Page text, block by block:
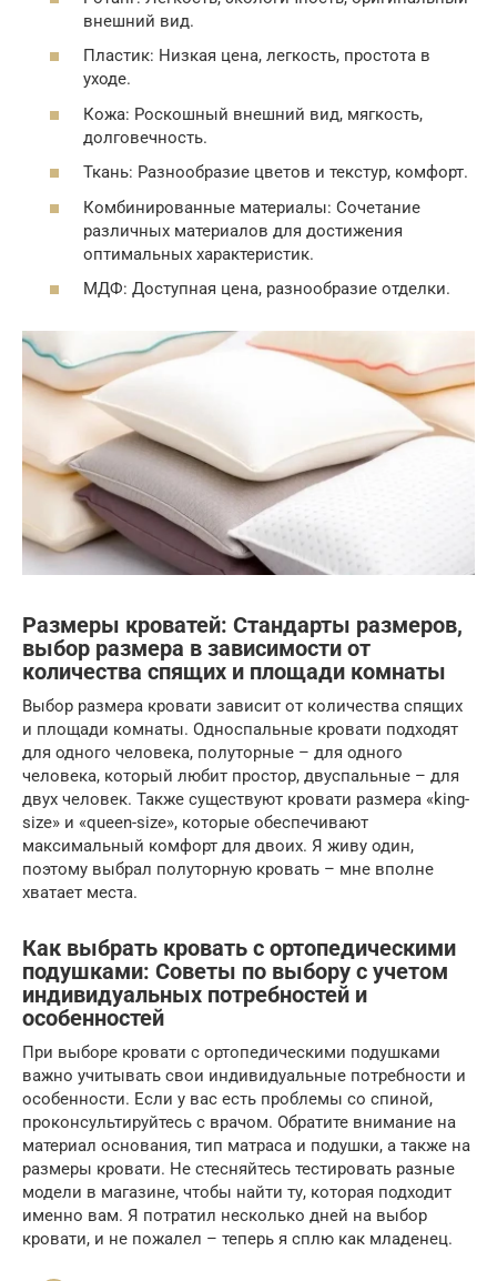
внешний вид.
Пластик: Низкая цена, легкость, простота в
уходе.
Кожа: Роскошный внешний вид, мягкость,
долговечность.
Ткань: Разнообразие цветов и текстур, комфорт.
Комбинированные материалы: Сочетание
различных материалов для достижения
оптимальных характеристик.
МДФ: Доступная цена, разнообразие отделки.
Размеры кроватей: Стандарты размеров,
выбор размера в зависимости от
количества спящих и площади комнаты
Выбор размера кровати зависит от количества спящих
и площади комнаты. Односпальные кровати подходят
для одного человека, полуторные – для одного
человека, который любит простор, двуспальные – для
двух человек. Также существуют кровати размера «king-
size» и «queen-size», которые обеспечивают
максимальный комфорт для двоих. Я живу один,
поэтому выбрал полуторную кровать – мне вполне
хватает места.
Как выбрать кровать с ортопедическими
подушками: Советы по выбору с учетом
индивидуальных потребностей и
особенностей
При выборе кровати с ортопедическими подушками
важно учитывать свои индивидуальные потребности и
особенности. Если у вас есть проблемы со спиной,
проконсультируйтесь с врачом. Обратите внимание на
материал основания, тип матраса и подушки, а также на
размеры кровати. Не стесняйтесь тестировать разные
модели в магазине, чтобы найти ту, которая подходит
именно вам. Я потратил несколько дней на выбор
кровати, и не пожалел – теперь я сплю как младенец.